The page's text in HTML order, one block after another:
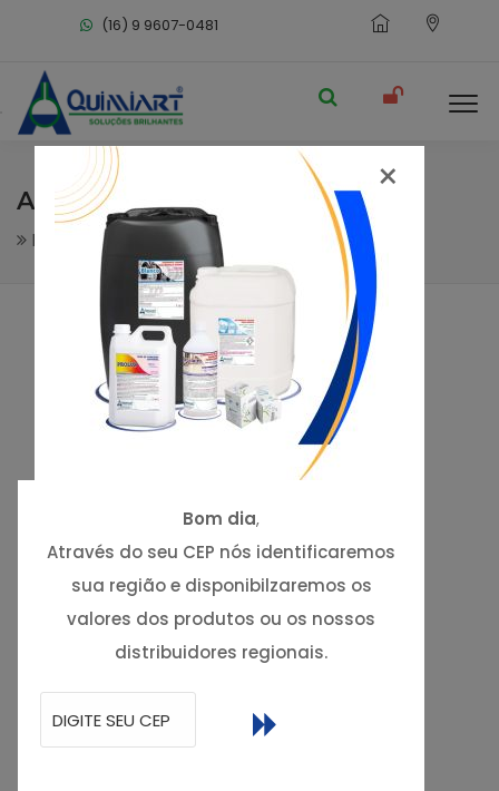
(16) 9 9607-0481
AROMFIX
Desinfetantes - Sanitizantes Desinfetantes
×
Bom dia,
Através do seu CEP nós identificaremos
sua região e disponibilzaremos os
valores dos produtos ou os nossos
distribuidores regionais.